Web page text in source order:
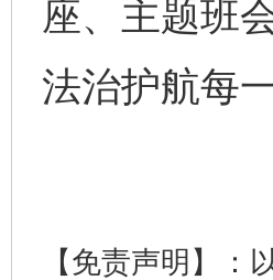
座、主题班
法治护航每
【免责声明】
完善运行机制助力责任有效